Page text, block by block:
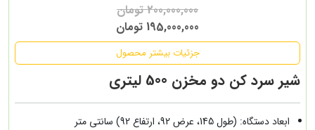
200,000,000 تومان
195,000,000 تومان
جزئیات بیشتر محصول
شیر سرد کن دو مخزن 500 لیتری
ابعاد دستگاه: (طول 145، عرض 92، ارتفاع 92) سانتی متر